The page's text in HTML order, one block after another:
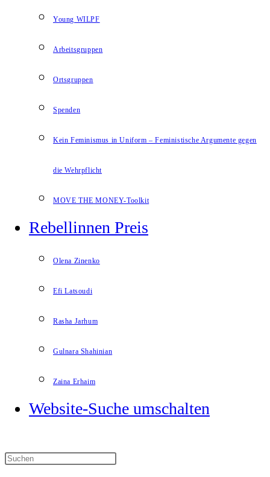
Young WILPF
Arbeitsgruppen
Ortsgruppen
Spenden
Kein Feminismus in Uniform – Feministische Argumente gegen
die Wehrpflicht
MOVE THE MONEY-Toolkit
Rebellinnen Preis
Olena Zinenko
Efi Latsoudi
Rasha Jarhum
Gulnara Shahinian
Zaina Erhaim
Website-Suche umschalten